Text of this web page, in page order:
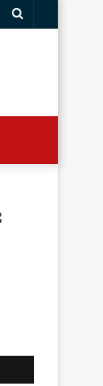
Search